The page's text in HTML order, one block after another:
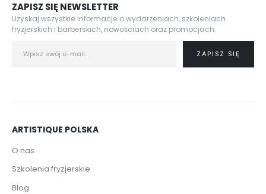
ZAPISZ SIĘ NEWSLETTER
Uzyskaj wszystkie informacje o wydarzeniach, szkoleniach
fryzjerskich i barberskich, nowościach oraz promocjach.
ARTISTIQUE POLSKA
O nas
Szkolenia fryzjerskie
Blog